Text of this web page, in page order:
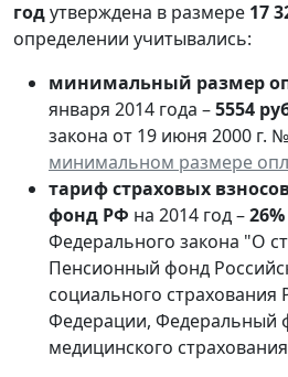
годутверждена в размере 17
определении учитывались:
минимальный размер
января 2014 года –5554
закона от 19 июня 2000 г.
минимальном размере
тариф страховых
фонд РФ на 2014 год –26%
Федерального закона "О
Пенсионный фонд
социального страхования
Федерации, Федеральный
медицинского